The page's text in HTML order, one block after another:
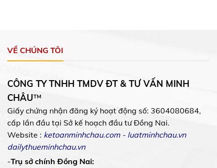
VỀ CHÚNG TÔI
CÔNG TY TNHH TMDV ĐT & TƯ VẤN MINH
CHÂU™
Giấy chứng nhận đăng ký hoạt động số: 3604080684,
cấp lần đầu tại Sở kế hoạch đầu tư Đồng Nai.
Website : ketoanminhchau.com- luatminhchau.vn
dailythueminhchau.vn
-Trụ sở chính Đồng Nai: